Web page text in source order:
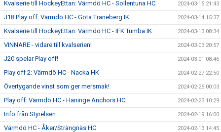
Kvalserie till HockeyEttan: Värmdö HC - Sollentuna HC 2024-03-15 21:43
J18 Play off: Värmdö HC - Göta Traneberg IK 2024-03-14 15:37
Kvalserie till HockeyEttan: Värmdö HC - IFK Tumba IK 2024-03-13 08:34
VINNARE - vidare till kvalserien! 2024-03-03 20:57
J20 spelar Play off! 2024-03-01 08:46
Play off 2: Värmdö HC - Nacka HK 2024-02-27 22:50
Övertygande vinst som ger mersmak! 2024-02-25 00:03
Play off: Värmdö HC - Haninge Anchors HC 2024-02-23 10:29
Info från Styrelsen 2024-02-19 16:00
Värmdö HC - Åker/Strängnäs HC 2024-02-13 14:45